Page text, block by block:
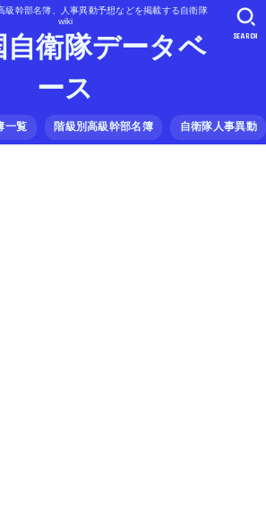
級幹部名簿、人事異動予想などを掲載する自衛隊
wiki
自衛隊データベ
ース
一覧 階級別高級幹部名簿 自衛隊人事異動
SEARCH